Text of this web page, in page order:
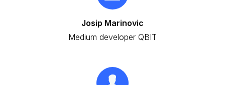
Josip Marinovic
Medium developer QBIT